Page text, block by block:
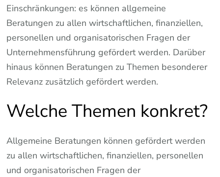
Einschränkungen: es können allgemeine
Beratungen zu allen wirtschaftlichen, finanziellen,
personellen und organisatorischen Fragen der
Unternehmensführung gefördert werden. Darüber
hinaus können Beratungen zu Themen besonderer
Relevanz zusätzlich gefördert werden.
Welche Themen konkret?
Allgemeine Beratungen können gefördert werden
zu allen wirtschaftlichen, finanziellen, personellen
und organisatorischen Fragen der